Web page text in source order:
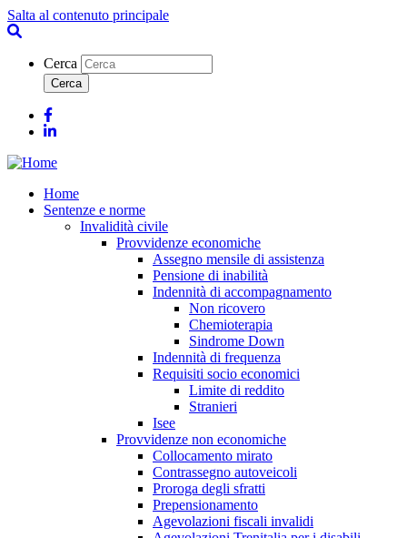
Salta al contenuto principale
Cerca
Facebook
Linkedin
Home
Sentenze e norme
Invalidità civile
Provvidenze economiche
Assegno mensile di assistenza
Pensione di inabilità
Indennità di accompagnamento
Non ricovero
Chemioterapia
Sindrome Down
Indennità di frequenza
Requisiti socio economici
Limite di reddito
Stranieri
Isee
Provvidenze non economiche
Collocamento mirato
Contrassegno autoveicoli
Proroga degli sfratti
Prepensionamento
Agevolazioni fiscali invalidi